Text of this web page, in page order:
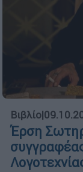
Βιβλίο|
Έρση